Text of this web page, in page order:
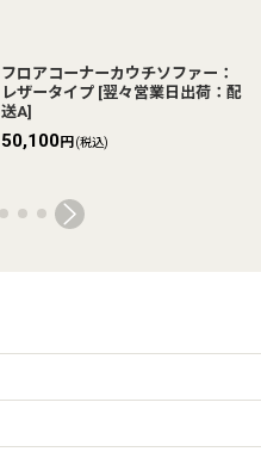
フロアコーナーカウチソファー：
レザータイプ [翌々営業日出荷：配
送A]
50,100円 (税込)